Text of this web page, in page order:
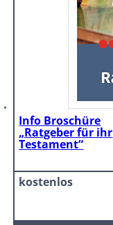
Info Broschüre
„Ratgeber für ihr
Testament“
kostenlos